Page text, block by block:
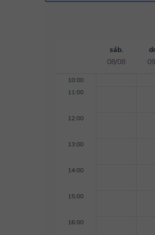
sáb.
08/08
10:00
11:00
12:00
13:00
14:00
15:00
16:00